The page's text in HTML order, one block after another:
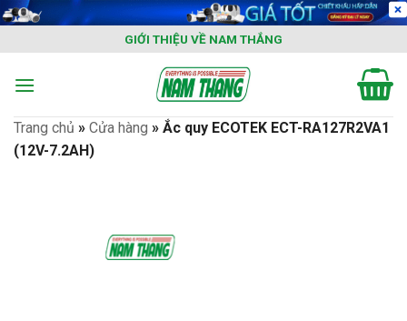
Skip
content
GIỚI THIỆU VỀ NAM THẮNG
Trang chủ » Cửa hàng » Ắc quy ECOTEK ECT-RA127R2VA1
(12V-7.2AH)